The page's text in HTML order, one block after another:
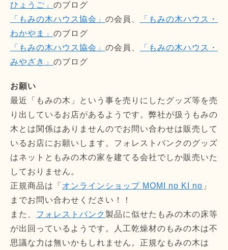
ひょうご」 のブログ
「もみの木ハウス協会」 の会員、
「もみの木ハウス・
わかやま」 のブログ
「もみの木ハウス協会」 の会員、
「もみの木ハウス・
みやざき」 のブログ
お願い
最近「もみの木」という事を売りにしたグッズ等を売
り出しているお店があるようです。弊社が扱うもみの
木とは関係はありませんのでお問い合わせは販売して
いるお店にお願いします。フォレストバンクのグッズ
はネットともみの木の家を建てる会社でしか販売いた
しておりません。
正規商品は「 オンラインショップ MOMI no KI no 」
までお問い合わせください！！
また、 フォレストバンク製品に似せたもみの木の床等
が出回っているようです。人工乾燥材のもみの木は不
思議な力は無いかもしれません。正規なもみの木は